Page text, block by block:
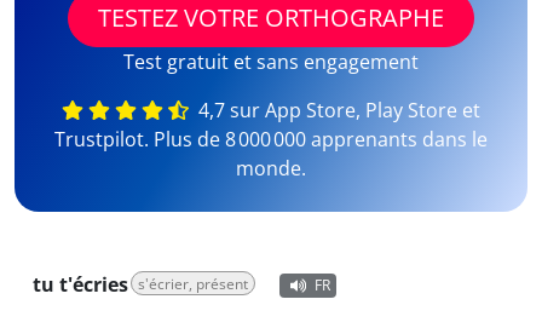
TESTEZ VOTRE ORTHOGRAPHE
Test gratuit et sans engagement
4,7 sur App Store, Play Store et
Trustpilot. Plus de 8 000 000 apprenants dans le
monde.
tu t'écries s'écrier, présent FR